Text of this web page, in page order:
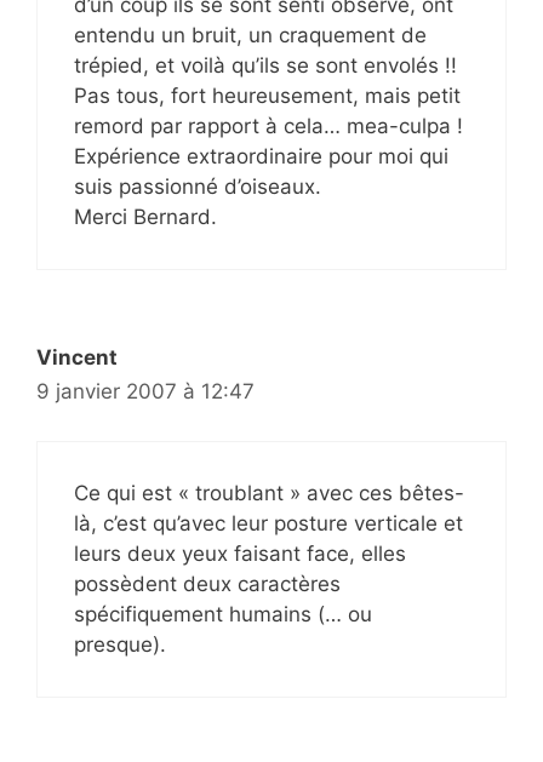
d’un coup ils se sont senti observé, ont
entendu un bruit, un craquement de
trépied, et voilà qu’ils se sont envolés !!
Pas tous, fort heureusement, mais petit
remord par rapport à cela… mea-culpa !
Expérience extraordinaire pour moi qui
suis passionné d’oiseaux.
Merci Bernard.
Vincent
9 janvier 2007 à 12:47
Ce qui est « troublant » avec ces bêtes-
là, c’est qu’avec leur posture verticale et
leurs deux yeux faisant face, elles
possèdent deux caractères
spécifiquement humains (… ou
presque).